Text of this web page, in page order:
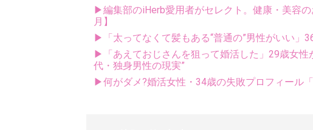
▶編集部のiHerb愛用者がセレクト。健康・美容
月】
▶「太ってなくて髪もある“普通の”男性がいい」
▶「あえておじさんを狙って婚活した」29歳女性
代・独身男性の現実”
▶何がダメ?婚活女性・34歳の失敗プロフィール「